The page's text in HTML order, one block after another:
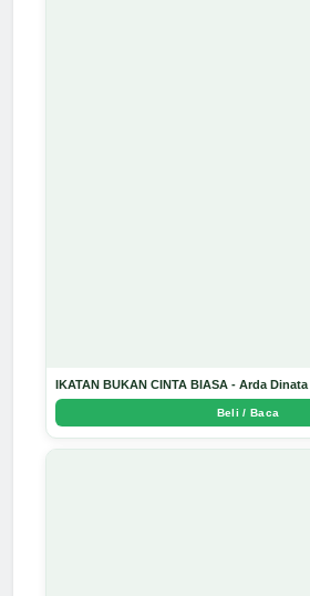
IKATAN BUKAN CINTA BIASA - Arda Dinata
Beli / Baca